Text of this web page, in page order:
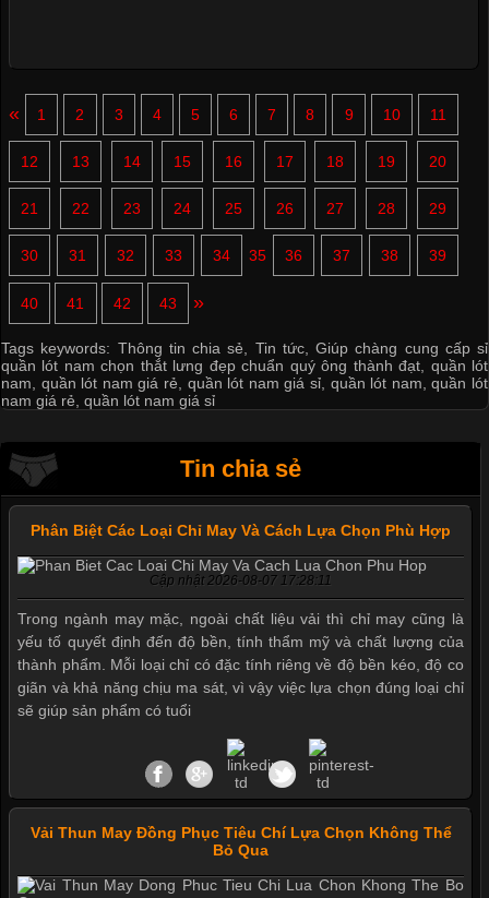
« 1 2 3 4 5 6 7 8 9 10 11
12 13 14 15 16 17 18 19 20
21 22 23 24 25 26 27 28 29
30 31 32 33 34 35 36 37 38 39
40 41 42 43 »
Tags keywords: Thông tin chia sẻ, Tin tức, Giúp chàng cung cấp sỉ
quần lót nam chọn thắt lưng đẹp chuẩn quý ông thành đạt, quần lót
nam, quần lót nam giá rẻ, quần lót nam giá sỉ, quần lót nam,quần lót
nam giá rẻ, quần lót nam giá sỉ
Tin chia sẻ
Phân Biệt Các Loại Chỉ May Và Cách Lựa Chọn Phù Hợp
Cập nhật 2026-08-07 17:28:11
Trong ngành may mặc, ngoài chất liệu vải thì chỉ may cũng là
yếu tố quyết định đến độ bền, tính thẩm mỹ và chất lượng của
thành phẩm. Mỗi loại chỉ có đặc tính riêng về độ bền kéo, độ co
giãn và khả năng chịu ma sát, vì vậy việc lựa chọn đúng loại chỉ
sẽ giúp sản phẩm có tuổi
Vải Thun May Đồng Phục Tiêu Chí Lựa Chọn Không Thể
Bỏ Qua
Mẫu quần short quần lót nam nữ hè thu 2017
Thị hiều quần lót nam bơi lội nam và nữ 2017